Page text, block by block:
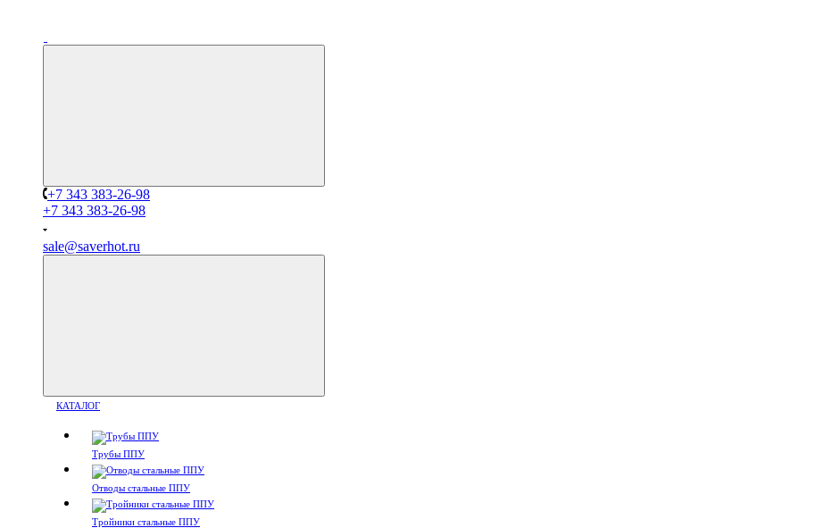
+7 343 383-26-98
+7 343 383-26-98
sale@saverhot.ru
КАТАЛОГ
Трубы ППУ
Отводы стальные ППУ
Тройники стальные ППУ